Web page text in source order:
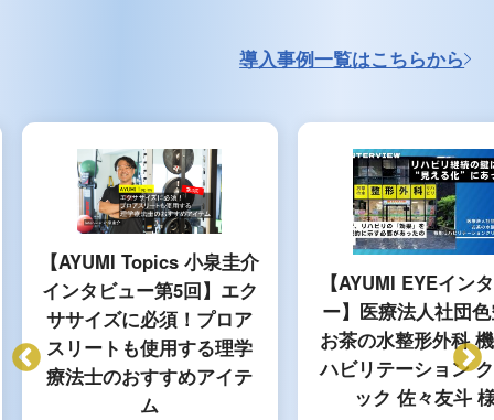
導入事例一覧はこちらから
【AYUMI Topics 小泉圭介
インタビュー第5回】エク
ササイズに必須！プロア
スリートも使用する理学
療法士のおすすめアイテ
ム
【AYUMI EYEイン
ー】医療法人社団
お茶の水整形外科
ハビリテーション
ック 佐々友斗